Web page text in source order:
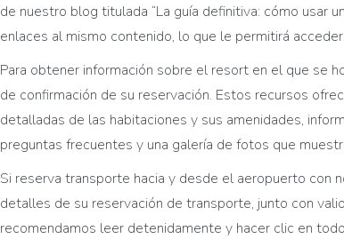
de nuestro blog titulada “La guía definitiva: cómo usar
enlaces al mismo contenido, lo que le permitirá
Para obtener información sobre el resort en el que se
de confirmación de su reservación. Estos recursos
detalladas de las habitaciones y sus amenidades,
preguntas frecuentes y una galería de fotos que
Si reserva transporte hacia y desde el aeropuerto con
detalles de su reservación de transporte, junto con
recomendamos leer detenidamente y hacer clic en